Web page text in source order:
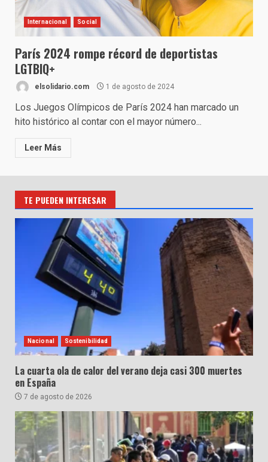
Internacional Social
París 2024 rompe récord de deportistas
LGTBIQ+
elsolidario.com 1 de agosto de 2024
Los Juegos Olímpicos de París 2024 han marcado un
hito histórico al contar con el mayor número...
Leer Más
TE PUEDEN INTERESAR
Nacional Sostenibilidad
La cuarta ola de calor del verano deja casi 300 muertes
en España
7 de agosto de 2026